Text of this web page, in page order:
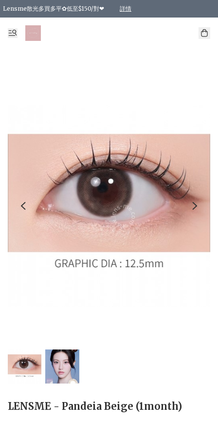
Lensme散光多買多平✿低至$150/對❤ 詳情
台灣Karacon⁩✧日拋 特價清貨❁⃘
日本韓國多款日/月拋現貨☼ 特價❤︎數量有限 售完即止
🇰🇷韓國多款月拋現貨 特價兩對$99✿數量有限 售完即止♫
精選商品，任選買2件或以上9 折；買4件或以上85 折；買6件或以上8 折
精選商品，任選買2件HKD 140.00；買4件HKD 260.00
精選商品，任選買2件HKD 190.00；買4件HKD 360.00
精選商品，任選買2件HKD 110.00；買4件HKD 180.00
精選商品，任選買2件HKD 170.00；買4件HKD 320.00
精選商品，任選買2件或以上減HKD 148.00
精選商品，任選買2件或以上減HKD 148.00
精選商品，任選買2件或以上95 折；買4件或以上9 折；買6件或以上85 折；買8件
精選商品，任選買12件或以上87 折
精選商品，任選買2件或以上減HKD 16.00；買4件或以上減HKD 32.00；買6
精選商品，任選買2件或以上95 折；買4件或以上9 折；買8件或以上85 折；買12
購物滿 HKD 800.00即享免運費優惠！（適用於 特定的送貨方式 )
LENSME - Pandeia Beige (1month)